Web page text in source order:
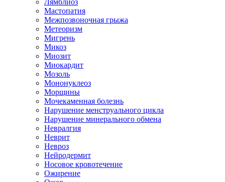
Лямблиоз
Мастопатия
Межпозвоночная грыжа
Метеоризм
Мигрень
Микоз
Миозит
Миокардит
Мозоль
Мононуклеоз
Морщины
Мочекаменная болезнь
Нарушение менструального цикла
Нарушение минерального обмена
Невралгия
Неврит
Невроз
Нейродермит
Носовое кровотечение
Ожирение